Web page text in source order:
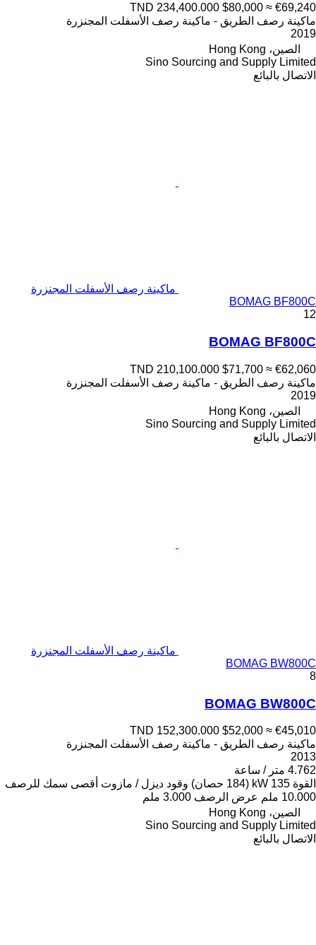
TND 234,400.000 $80,000 ≈ €69,240
ماكينة رصف الطريق - ماكينة رصف الأسفلت المجنزرة
2019
الصين، Hong Kong
Sino Sourcing and Supply Limited
الاتصال بالبائع
ماكينة رصف الأسفلت المجنزرة
BOMAG BF800C
12
BOMAG BF800C
TND 210,100.000 $71,700 ≈ €62,060
ماكينة رصف الطريق - ماكينة رصف الأسفلت المجنزرة
2019
الصين، Hong Kong
Sino Sourcing and Supply Limited
الاتصال بالبائع
ماكينة رصف الأسفلت المجنزرة
BOMAG BW800C
8
BOMAG BW800C
TND 152,300.000 $52,000 ≈ €45,010
ماكينة رصف الطريق - ماكينة رصف الأسفلت المجنزرة
2013
4.762 متر / ساعة
القوة 135 kW (184 حصان) وقود ديزل / مازوت أقصى سمك للرصف
10.000 ملم
عرض الرصف 3.000 ملم
الصين، Hong Kong
Sino Sourcing and Supply Limited
الاتصال بالبائع